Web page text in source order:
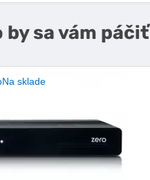
by sa vám páčiť
Na sklade